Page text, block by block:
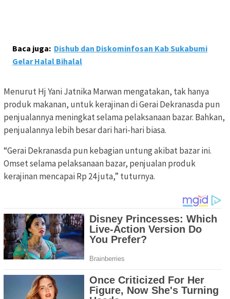
Baca juga: Dishub dan Diskominfosan Kab Sukabumi
Gelar Halal Bihalal
Menurut Hj Yani Jatnika Marwan mengatakan, tak hanya
produk makanan, untuk kerajinan di Gerai Dekranasda pun
penjualannya meningkat selama pelaksanaan bazar. Bahkan,
penjualannya lebih besar dari hari-hari biasa.
“Gerai Dekranasda pun kebagian untung akibat bazar ini.
Omset selama pelaksanaan bazar, penjualan produk
kerajinan mencapai Rp 24 juta,” tuturnya.